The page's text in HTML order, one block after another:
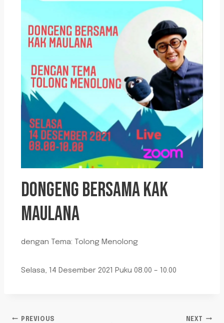
DONGENG BERSAMA KAK
MAULANA
dengan Tema: Tolong Menolong
Selasa, 14 Desember 2021 Puku 08.00 – 10.00
PREVIOUS NEXT